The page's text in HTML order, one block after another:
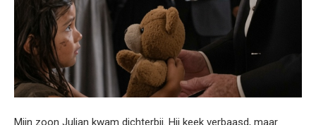
Mijn zoon Julian kwam dichterbij. Hij keek verbaasd, maar